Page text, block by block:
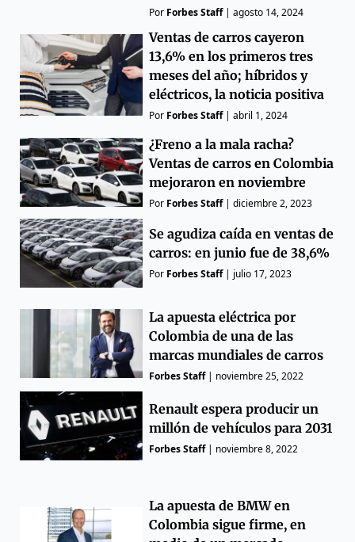
Por Forbes Staff|agosto 14, 2024
Ventas de carros cayeron
13,6% en los primeros tres
meses del año; híbridos y
eléctricos, la noticia positiva
Por Forbes Staff|abril 1, 2024
¿Freno a la mala racha?
Ventas de carros en Colombia
mejoraron en noviembre
Por Forbes Staff|diciembre 2, 2023
Se agudiza caída en ventas de
carros: en junio fue de 38,6%
Por Forbes Staff| julio 17, 2023
La apuesta eléctrica por
Colombia de una de las
marcas mundiales de carros
Forbes Staff| noviembre 25, 2022
Renault espera producir un
millón de vehículos para 2031
Forbes Staff| noviembre 8, 2022
La apuesta de BMW en
Colombia sigue firme, en